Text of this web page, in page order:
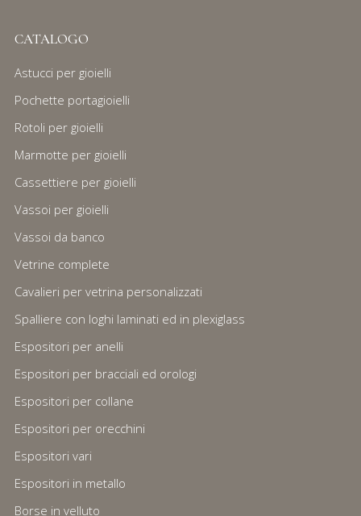
CATALOGO
Astucci per gioielli
Pochette portagioielli
Rotoli per gioielli
Marmotte per gioielli
Cassettiere per gioielli
Vassoi per gioielli
Vassoi da banco
Vetrine complete
Cavalieri per vetrina personalizzati
Spalliere con loghi laminati ed in plexiglass
Espositori per anelli
Espositori per bracciali ed orologi
Espositori per collane
Espositori per orecchini
Espositori vari
Espositori in metallo
Borse in velluto